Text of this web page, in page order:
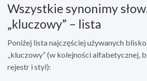
Wszystkie synonimy
„kluczowy” – lista
Poniżej lista najczęściej używanych
„kluczowy” (w kolejności alfabetycznej,
rejestr i styl):